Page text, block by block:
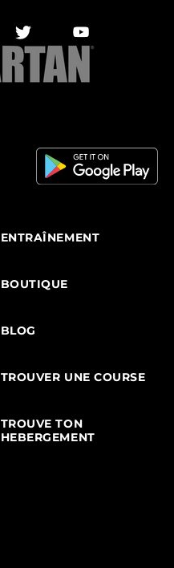
ENTRAÎNEMENT
BOUTIQUE
BLOG
TROUVER UNE COURSE
TROUVE TON
HEBERGEMENT